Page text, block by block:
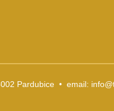
Pardubice • email: